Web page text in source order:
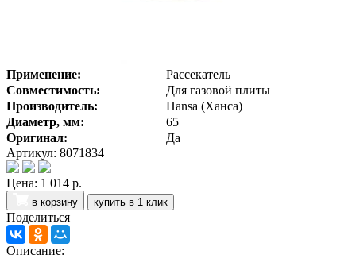
Применение:
Рассекатель
Совместимость:
Для газовой плиты
Производитель:
Hansa (Ханса)
Диаметр, мм:
65
Оригинал:
Да
Артикул: 8071834
Цена: 1 014 р.
в корзину купить в 1 клик
Поделиться
Описание: